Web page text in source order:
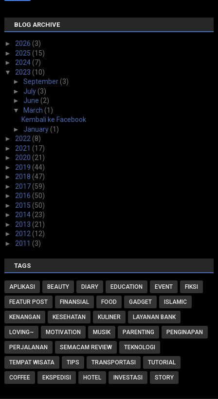
BLOG ARCHIVE
► 2026 (3)
► 2025 (15)
► 2024(7)
▼ 2023 (10)
► September(3)
► July(3)
► June (2)
▼ March (1)
Kembali ke Facebook
► January(1)
► 2022 (8)
► 2021 (17)
► 2020 (21)
► 2019 (44)
► 2018 (47)
► 2017(59)
► 2016 (50)
► 2015 (50)
► 2014(23)
► 2013 (21)
► 2012 (12)
► 2011 (3)
TAGS
APLIKASI BEAUTY DIARY EDUCATION EVENT FIKSI
FEATUR POST FINANSIAL FOOD GADGET ISLAMIC
KENANGAN KESEHATAN KULINER LAYANAN BANK
LOVING~ MOTIVATION MUSIK PARENTING PENGINAPAN
PERJALANAN SEMACAM REVIEW TEKNOLOGI
TEMPAT WISATA TIPS TRANSPORTASI TUTORIAL
COFFEE EKSPEDISI HOTEL INVESTASI STORY